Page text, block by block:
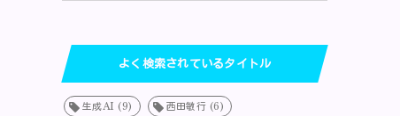
よく検索されているタイトル
生成AI (9) 西田敏行 (6)